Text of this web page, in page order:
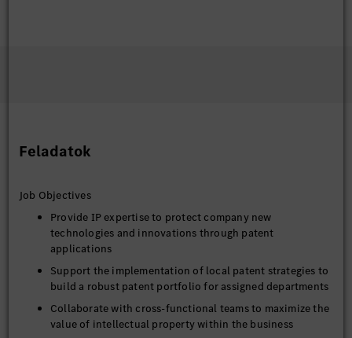
Feladatok
Job Objectives
Provide IP expertise to protect company new
technologies and innovations through patent
applications
Support the implementation of local patent strategies to
build a robust patent portfolio for assigned departments
Collaborate with cross-functional teams to maximize the
value of intellectual property within the business